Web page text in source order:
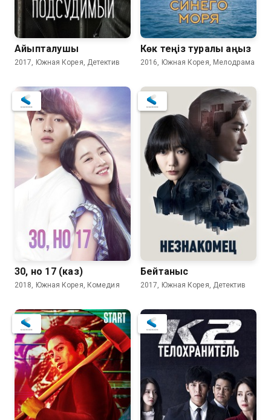
Айыпталушы
2017, Южная Корея, Детектив
Көк теңіз туралы аңыз
2016, Южная Корея, Мелодрама
30, но 17 (каз)
2018, Южная Корея, Комедия
Бейтаныс
2017, Южная Корея, Детектив